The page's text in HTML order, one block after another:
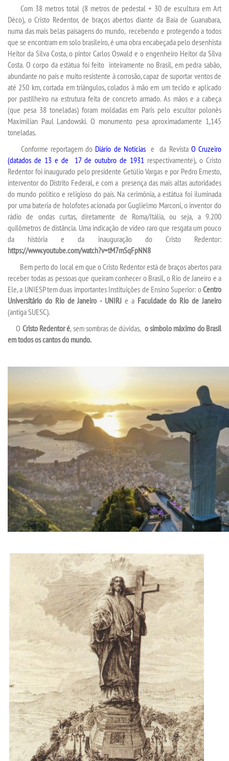
PLANO DE TRABALHO
REGIMENTOS
APOIO AO DISCENTE E DOCENTE
PPC
RESOLUÇÕES
TCC
PORTARIAS
LOGIN
WEBMAIL
PORTAL DE ALUNOS
PORTAL DE PROFESSORES/ACADÊMICO
UNIESP
CONTATO
TRABALHE CONOSCO
OUVIDORIA
Com 38 metros total (8 metros de pedestal + 30 de escultura em Art
Déco), o Cristo Redentor, de braços abertos diante da Baía de Guanabara,
numa das mais belas paisagens do mundo, recebendo e protegendo a todos
que se encontram em solo brasileiro, é uma obra encabeçada pelo desenhista
Heitor da Silva Costa, o pintor Carlos Oswald e o engenheiro Heitor da Silva
Costa. O corpo da estátua foi feito inteiramente no Brasil, em pedra sabão,
abundante no país e muito resistente à corrosão, capaz de suportar ventos de
até 250 km, cortada em triângulos, colados à mão em um tecido e aplicado
por pastilheiro na estrutura feita de concreto armado. As mãos e a cabeça
(que pesa 38 toneladas) foram moldadas em Paris pelo escultor polonês
Maximilian Paul Landowski. O monumento pesa aproximadamente 1,145
toneladas.
Conforme reportagem do Diário de Notíciase da Revista O Cruzeiro
(datados de 13 e de 17 de outubro de 1931 respectivamente), o Cristo
Redentor foi inaugurado pelo presidente Getúlio Vargas e por Pedro Ernesto,
interventor do Distrito Federal, e com a presença das mais altas autoridades
do mundo político e religioso do país. Na cerimônia, a estátua foi iluminada
por uma bateria de holofotes acionada por Guglielmo Marconi, o inventor do
rádio de ondas curtas, diretamente de Roma/Itália, ou seja, a 9.200
quilômetros de distância. Uma indicação de vídeo raro que resgata um pouco
da história e da inauguração do Cristo Redentor:
https://www.youtube.com/watch?v=tM7mSqFpNN8
Bem perto do local em que o Cristo Redentor está de braços abertos para
receber todas as pessoas que queiram conhecer o Brasil, o Rio de Janeiro e a
Ele, a UNIESP tem duas importantes Instituições de Ensino Superior: oCentro
Universitário do Rio de Janeiro - UNIRJ e a Faculdade do Rio de Janeiro
(antiga SUESC).
O Cristo Redentoré, sem sombras de dúvidas, o símbolo máximo do Brasil
em todos os cantos do mundo.